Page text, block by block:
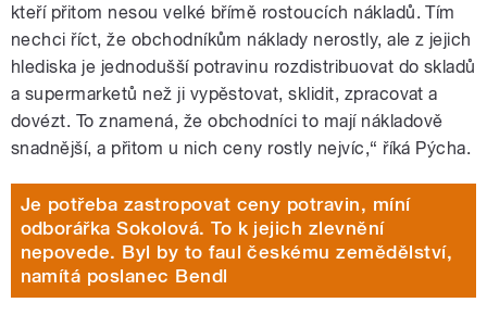
kteří přitom nesou velké břímě rostoucích nákladů. Tím
nechci říct, že obchodníkům náklady nerostly, ale z jejich
hlediska je jednodušší potravinu rozdistribuovat do skladů
a supermarketů než ji vypěstovat, sklidit, zpracovat a
dovézt. To znamená, že obchodníci to mají nákladově
snadnější, a přitom u nich ceny rostly nejvíc,“ říká Pýcha.
Je potřeba zastropovat ceny potravin, míní
odborářka Sokolová. To k jejich zlevnění
nepovede. Byl by to faul českému zemědělství,
namítá poslanec Bendl